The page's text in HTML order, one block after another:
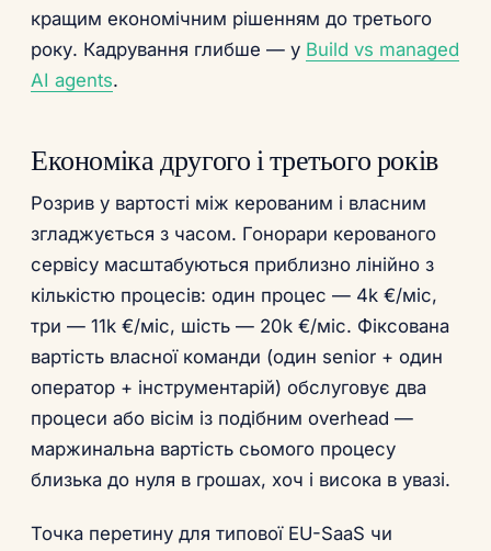
кращим економічним рішенням до третього
року. Кадрування глибше — у Build vs managed
AI agents.
Економіка другого і третього років
Розрив у вартості між керованим і власним
згладжується з часом. Гонорари керованого
сервісу масштабуються приблизно лінійно з
кількістю процесів: один процес — 4k €/міс,
три — 11k €/міс, шість — 20k €/міс. Фіксована
вартість власної команди (один senior + один
оператор + інструментарій) обслуговує два
процеси або вісім із подібним overhead —
маржинальна вартість сьомого процесу
близька до нуля в грошах, хоч і висока в увазі.
Точка перетину для типової EU-SaaS чи